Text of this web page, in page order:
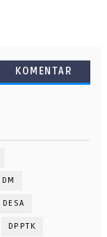
KOMENTAR
DESA
DPPTK